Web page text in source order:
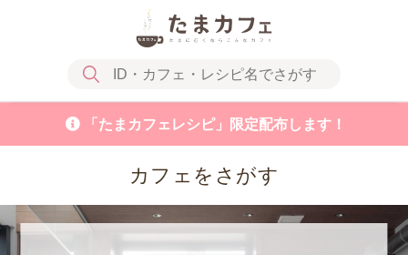
「たまカフェレシピ」限定配布します！
カフェをさがす